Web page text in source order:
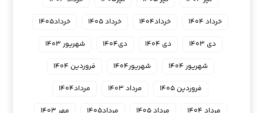
خرداد ۱۴۰۴
خرداد۱۴۰۴ خرداد ۱۴۰۵
خرداد۱۴۰۵
دی ۱۴۰۳
دی ۱۴۰۴ دی۱۴۰۴
شهریور ۱۴۰۳
شهریور ۱۴۰۴
شهریور۱۴۰۴
فروردین ۱۴۰۴
فروردین ۱۴۰۵
مرداد ۱۴۰۳
مرداد۱۴۰۴